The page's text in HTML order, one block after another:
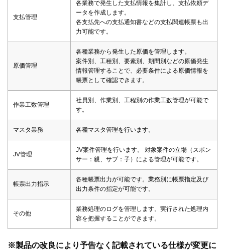
支払管理
各業務で発生した支払情報を集計し、支払依頼デ
ータを作成します。
各支払先への支払通知書などの支払関連帳票も出
力可能です。
原価管理
各種業務から発生した原価を管理します。
案件別、工種別、要素別、期間別などの原価発生
情報管理することで、必要条件による原価情報を
帳票として確認できます。
作業工数管理
社員別、作業別、工程別の作業工数管理が可能で
す。
マスタ業務 各種マスタ管理を行います。
JV管理
JV案件管理を行います。 対象案件の立場（スポン
サー：親、サブ：子）による管理が可能です。
帳票出力指示
各種帳票出力が可能です。業務別に帳票指定及び
出力条件の指定が可能です。
その他
業務処理のログを管理します。実行された処理内
容を把握することができます。
※製品の改良により予告なく記載されている仕様が変更に